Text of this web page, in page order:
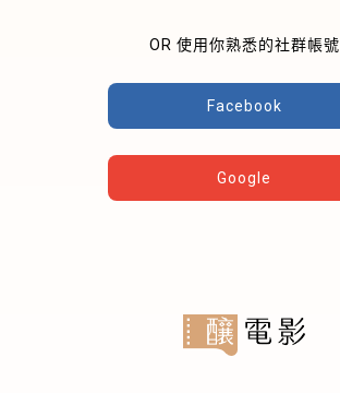
OR 使用你熟悉的社群帳號
Facebook
Google